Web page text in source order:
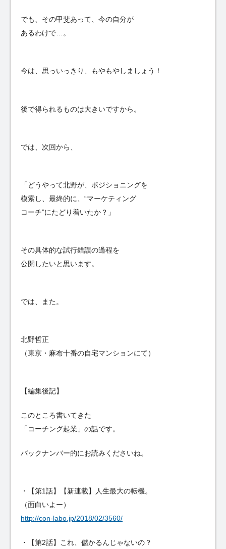
でも、その甲斐あって、今の自分が
あるわけで…。
今は、思っいっきり、もやもやしましょう！
後で得られるものは大きいですから。
では、次回から、
「どうやって北野が、ポジショニングを
模索し、最終的に、“マーケティング
コーチ”にたどり着いたか？」
その具体的な試行錯誤の過程を
公開したいと思います。
では、また。
北野哲正
（東京・麻布十番の自宅マンションにて）
【編集後記】
このところ書いてきた
「コーチング起業」の話です。
バックナンバー的にお読みくださいね。
・【第1話】【新連載】人生最大の転機。
（面白いよー）
http://con-labo.jp/2018/02/3560/
・【第2話】これ、儲かるんじゃないの？